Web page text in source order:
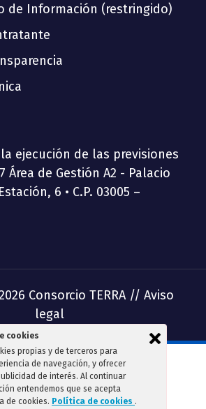
de Información (restringido)
ejecución de las previsiones
Área de Gestión A2 - Palacio
6 • C.P. 03005 –
Consorcio TERRA // Aviso
legal
cookies
propias y de terceros para
de navegación, y ofrecer
de interés. Al continuar
entendemos que se acepta
de cookies. Política de cookies .